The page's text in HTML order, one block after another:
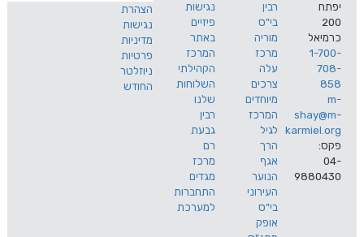
רבין
בי"ס
מוריה
מרכז
עלה
צרכים
מיוחדים
המרכז
לגיל
הרך
אגף
הנוער
נגישות
פיזיים
באתר
המרכז
הקהילתי
השלוחות
שלנו
רבין
גבעת
רם
מרכז
מגדים
התחברות
למערכת
הצהרת
נגישות
מדיניות
פרטיות
ניוזלטר
החודש